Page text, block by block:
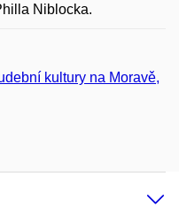
Niblocka.
kultury na Moravě,